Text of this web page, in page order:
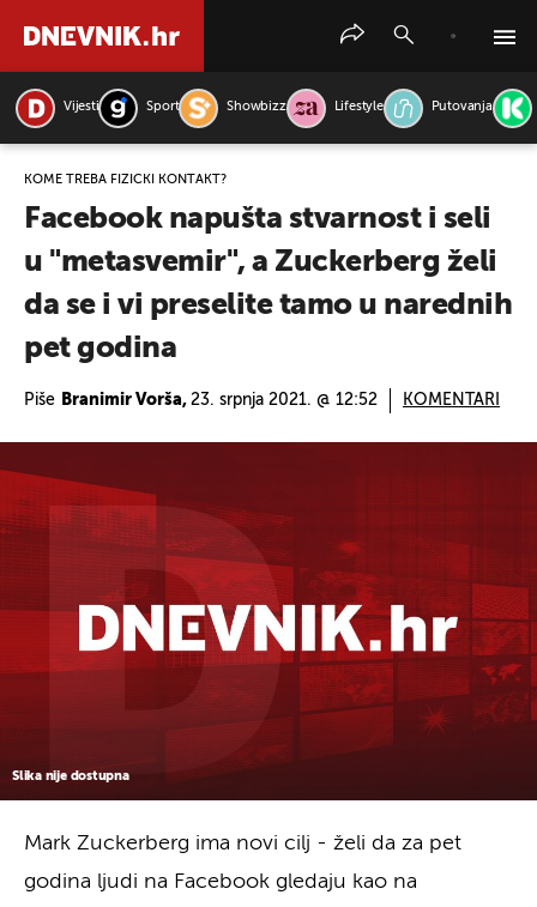
Vijesti Sport Showbizz Lifestyle Putovanja
KOME TREBA FIZIČKI KONTAKT?
Facebook napušta stvarnost i seli
u "metasvemir", a Zuckerberg želi
da se i vi preselite tamo u narednih
pet godina
Piše Branimir Vorša, 23. srpnja 2021. @ 12:52 KOMENTARI
Slika nije dostupna
Mark Zuckerberg ima novi cilj - želi da za pet
godina ljudi na Facebook gledaju kao na
PRETRAŽITE VIJESTI